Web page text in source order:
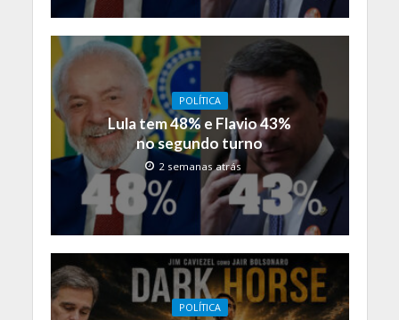
POLÍTICA
Lula tem 48% e Flavio 43%
no segundo turno
2 semanas atrás
POLÍTICA